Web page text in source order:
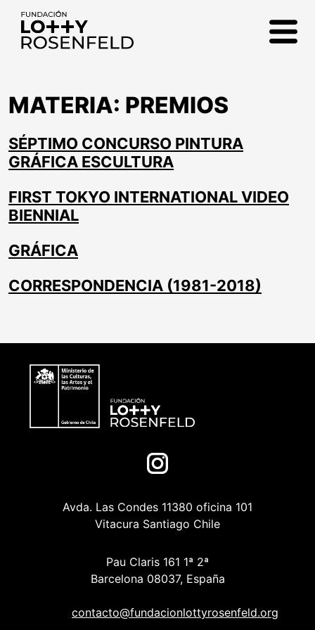
MATERIA: PREMIOS
SÉPTIMO CONCURSO PINTURA
GRÁFICA ESCULTURA
FIRST TOKYO INTERNATIONAL VIDEO
BIENNIAL
GRÁFICA
CORRESPONDENCIA (1981-2018)
Avda. Las Condes 11380 oficina 101
Vitacura Santiago Chile
Pau Claris 161 1ª 2ª
Barcelona 08037, España
contacto@fundacionlottyrosenfeld.org